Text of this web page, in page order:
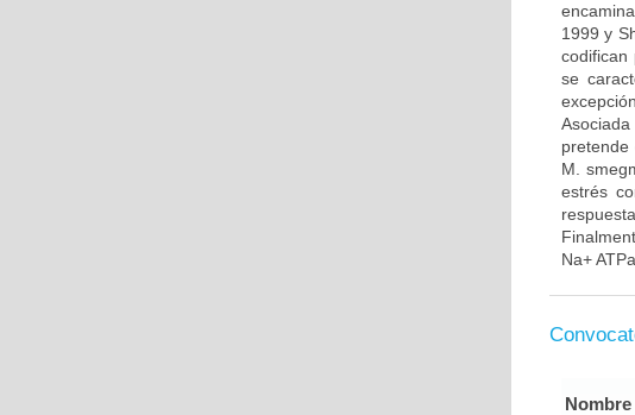
1999 y
codifican
se
M.
estrés
Na+
Nombre